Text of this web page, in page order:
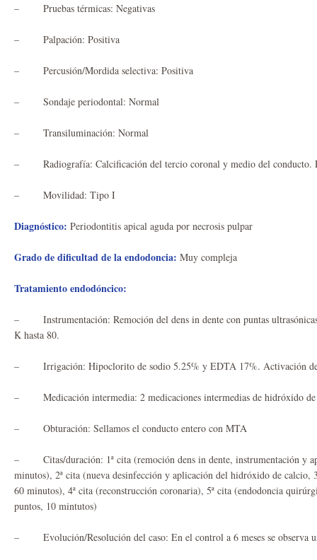
– Pruebas térmicas: Negativas
– Palpación: Positiva
– Percusión/Mordida selectiva: Positiva
– Sondaje periodontal: Normal
– Transiluminación: Normal
– Radiografía: Calcificación del tercio coronal y medio del conducto.
– Movilidad: Tipo I
Diagnóstico: Periodontitis apical aguda por necrosis pulpar
Grado de dificultad de la endodoncia: Muy compleja
Tratamiento endodóncico:
– Instrumentación: Remoción del dens in dente con puntas
K hasta 80.
– Irrigación: Hipoclorito de sodio 5.25% y EDTA 17%. Activación
– Medicación intermedia: 2 medicaciones intermedias de hidróxido de
– Obturación: Sellamos el conducto entero con MTA
– Citas/duración: 1ª cita (remoción dens in dente, instrumentación y
minutos), 2ª cita (nueva desinfección y aplicación del hidróxido de
60 minutos), 4ª cita (reconstrucción coronaria), 5ª cita (endodoncia
puntos, 10 mintutos)
– Evolución/Resolución del caso: En el control a 6 meses se observa